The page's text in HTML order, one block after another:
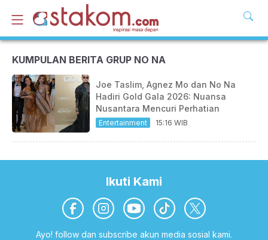
KUMPULAN BERITA GRUP NO NA
Joe Taslim, Agnez Mo dan No Na
Hadiri Gold Gala 2026: Nuansa
Nusantara Mencuri Perhatian
Entertainment 15:16 WIB
Ikuti Kami
Ayo! follow dan subscribe akun media sosial kami.